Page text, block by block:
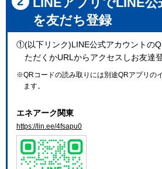
を友だち登録
①(以下リンク)LINE公式アカウントの
ただくかURLからアクセスしお友達
※QRコードの読み取りには別途QRアプリの
ます。
エネアーク関東
https://lin.ee/4fsapu0